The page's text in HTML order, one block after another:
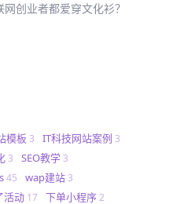
网创业者都爱穿文化衫？
模板 3 IT科技网站案例 3
3 SEO教学 3
45 wap建站 3
活动 17 下单小程序2